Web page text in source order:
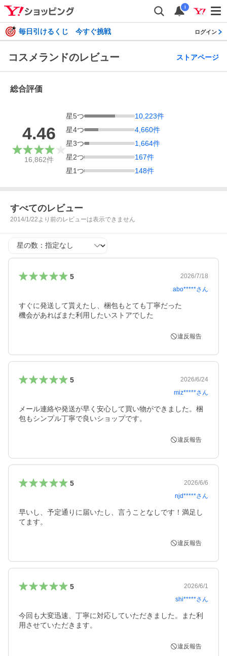
i
毎日引けるくじ 今すぐ挑戦 ログイン
コスメランドのレビュー ストアページ
総合評価
4.46
16,862件
星5つ 10,223件
星4つ 4,660件
星3つ 1,664件
星2つ 167件
星1つ 148件
すべてのレビュー
2014/1/22より前のレビューは表示できません
星の数
5
2026/7/18
abo*****さん
すぐに発送して貰えたし、梱包もとても丁寧だった
機会があればまた利用したいストアでした
違反報告
5
2026/6/24
miz*****さん
メール連絡や発送が早く安心して買い物ができました。梱
包もシンプル丁寧で良いショップです。
違反報告
5
2026/6/6
njd*****さん
早いし、予定通りに届いたし、言うことなしです！満足し
てます。
違反報告
5
2026/6/1
shi*****さん
今回も大変迅速、丁寧に対応していただきました。また利
用させていただきます。
違反報告